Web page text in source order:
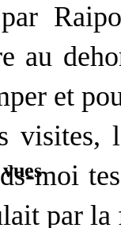
au
et
moi
par